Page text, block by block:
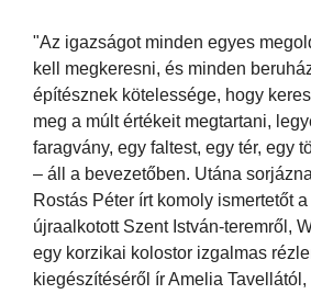
"Az igazságot minden egyes
kell megkeresni, és minden
építésznek kötelessége, hogy
meg a múlt értékeit megtartani,
faragvány, egy faltest, egy tér, egy
– áll a bevezetőben. Utána
Rostás Péter írt komoly ismertetőt
újraalkotott Szent István-teremről,
egy korzikai kolostor izgalmas
kiegészítéséről ír Amelia